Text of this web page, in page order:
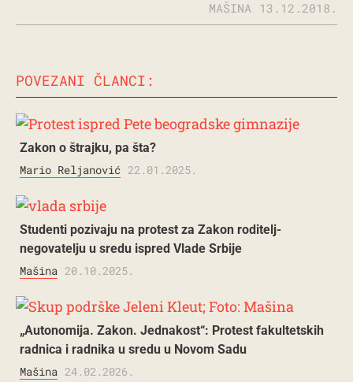
MAŠINA 13.12.2018.
POVEZANI ČLANCI:
Zakon o štrajku, pa šta?
Mario Reljanović 22.01.2025.
Studenti pozivaju na protest za Zakon roditelj-
negovatelju u sredu ispred Vlade Srbije
Mašina 20.10.2025.
„Autonomija. Zakon. Jednakost“: Protest fakultetskih
radnica i radnika u sredu u Novom Sadu
Mašina 24.02.2026.